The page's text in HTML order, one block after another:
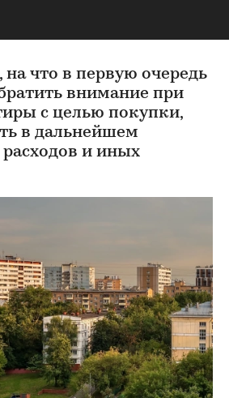
на что в первую очередь
внимание при
с целью покупки,
в дальнейшем
и иных